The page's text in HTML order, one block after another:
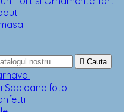
 Cauta
Sabloane foto